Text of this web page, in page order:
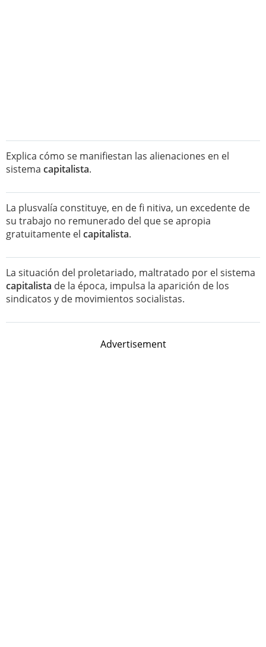
Explica cómo se manifiestan las alienaciones en el
sistema capitalista.
La plusvalía constituye, en de fi nitiva, un excedente de
su trabajo no remunerado del que se apropia
gratuitamente el capitalista.
La situación del proletariado, maltratado por el sistema
capitalista de la época, impulsa la aparición de los
sindicatos y de movimientos socialistas.
Advertisement